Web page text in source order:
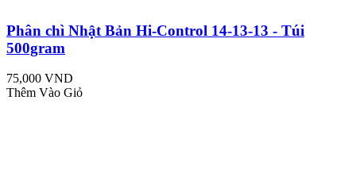
Phân chì Nhật Bản Hi-Control 14-13-13 - Túi
500gram
75,000 VND
Thêm Vào Giỏ